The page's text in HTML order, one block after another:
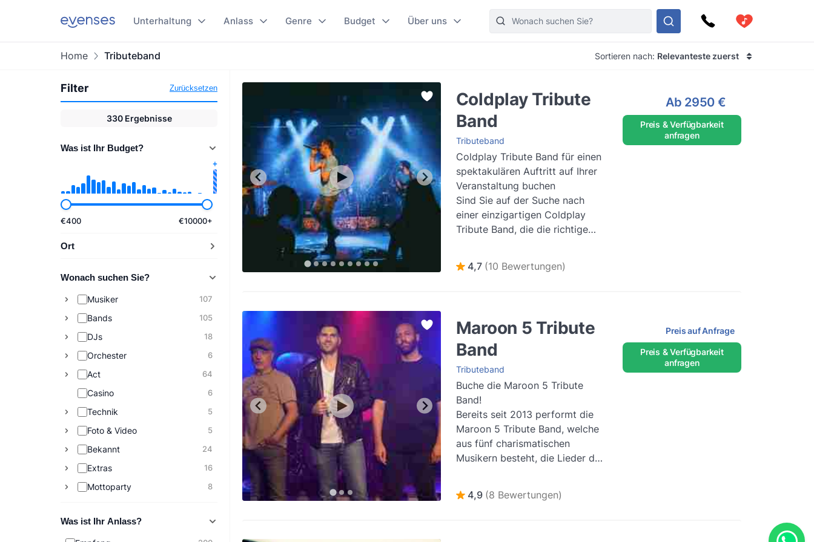
Unterhaltung Anlass Genre Budget Über uns
Home Tributeband Sortieren nach: Relevanteste zuerst
Filter Zurücksetzen
330 Ergebnisse
Was ist Ihr Budget?
€400 €10000+
Ort
Wonach suchen Sie?
Musiker 107
Bands 105
DJs 18
Orchester 6
Act 64
Casino 6
Technik 5
Foto & Video 5
Bekannt 24
Extras 16
Mottoparty 8
Was ist Ihr Anlass?
Coldplay Tribute
Band
Tributeband
Coldplay Tribute Band für einen
spektakulären Auftritt auf Ihrer
Veranstaltung buchen
Sind Sie auf der Suche nach
einer einzigartigen Coldplay
Tribute Band, die die richtige
4,7 (10 Bewertungen)
Ab 2950 €
Preis & Verfügbarkeit
anfragen
Maroon 5 Tribute
Band
Tributeband
Buche die Maroon 5 Tribute
Band!
Bereits seit 2013 performt die
Maroon 5 Tribute Band, welche
aus fünf charismatischen
Musikern besteht, die Lieder der
4,9 (8 Bewertungen)
Preis auf Anfrage
Preis & Verfügbarkeit
anfragen